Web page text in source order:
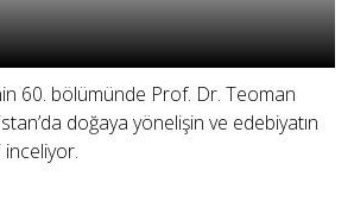
60. bölümünde Prof. Dr. Teoman
doğaya yönelişin ve edebiyatın